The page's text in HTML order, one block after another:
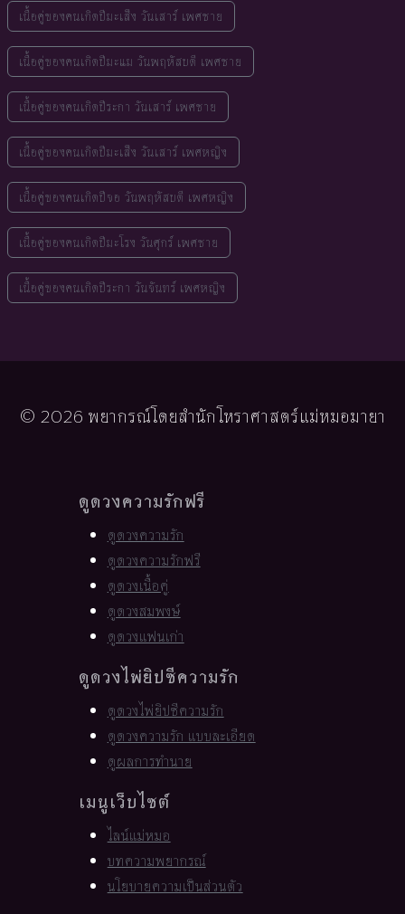
เนื้อคู่ของคนเกิดปีมะเส็ง วันเสาร์ เพศชาย
เนื้อคู่ของคนเกิดปีมะแม วันพฤหัสบดี เพศชาย
เนื้อคู่ของคนเกิดปีระกา วันเสาร์ เพศชาย
เนื้อคู่ของคนเกิดปีมะเส็ง วันเสาร์ เพศหญิง
เนื้อคู่ของคนเกิดปีจอ วันพฤหัสบดี เพศหญิง
เนื้อคู่ของคนเกิดปีมะโรง วันศุกร์ เพศชาย
เนื้อคู่ของคนเกิดปีระกา วันจันทร์ เพศหญิง
© 2026 พยากรณ์โดยสำนักโหราศาสตร์แม่หมอมายา
ดูดวงความรักฟรี
ดูดวงความรัก
ดูดวงความรักฟรี
ดูดวงเนื้อคู่
ดูดวงสมพงษ์
ดูดวงแฟนเก่า
ดูดวงไพ่ยิปซีความรัก
ดูดวงไพ่ยิปซีความรัก
ดูดวงความรัก แบบละเอียด
ดูผลการทำนาย
เมนูเว็บไซต์
ไลน์แม่หมอ
บทความพยากรณ์
นโยบายความเป็นส่วนตัว